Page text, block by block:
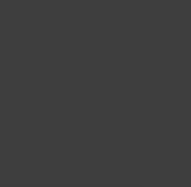
G-Force Glock
passt nicht für:-
Glock 19 Gen 5